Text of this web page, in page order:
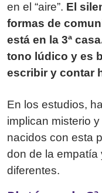
en el “aire”. El
formas de
está en la 3ª
tono lúdico y es
escribir y contar
En los estudios,
implican misterio
nacidos con esta
don de la empatía
diferentes.